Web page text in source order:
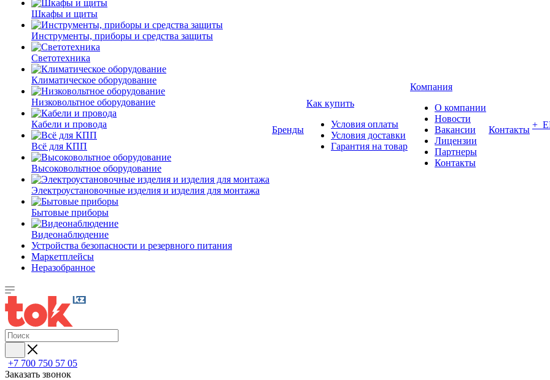
Шкафы и щиты
Инструменты, приборы и средства защиты
Светотехника
Климатическое оборудование
Низковольтное оборудование
Кабели и провода
Всё для КПП
Высоковольтное оборудование
Электроустановочные изделия и изделия для монтажа
Бытовые приборы
Видеонаблюдение
Устройства безопасности и резервного питания
Маркетплейсы
Неразобранное
Бренды
Как купить
Условия оплаты
Условия доставки
Гарантия на товар
Компания
О компании
Новости
Вакансии
Лицензии
Партнеры
Контакты
Контакты +
+7 700 750 57 05
Заказать звонок